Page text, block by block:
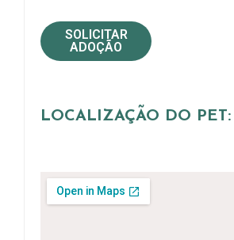
SOLICITAR
ADOÇÃO
LOCALIZAÇÃO DO PET: